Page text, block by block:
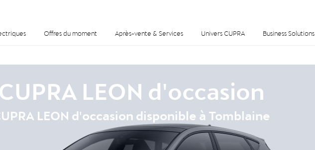
Offres du moment Après-vente & Services Univers CUPRA Business Solutions
CUPRA LEON d'occasion
LEON d'occasion disponible à Tomblaine